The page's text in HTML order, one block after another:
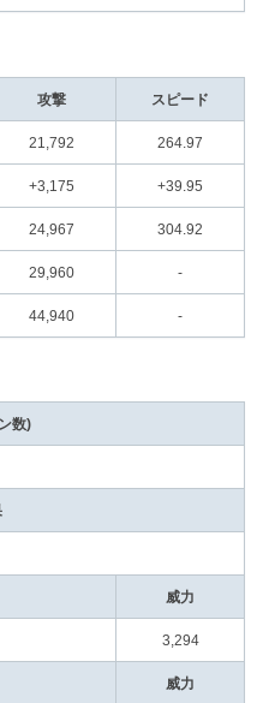
攻撃 スピード
21,792 264.97
+3,175 +39.95
24,967 304.92
29,960 -
44,940 -
数)
威力
3,294
威力